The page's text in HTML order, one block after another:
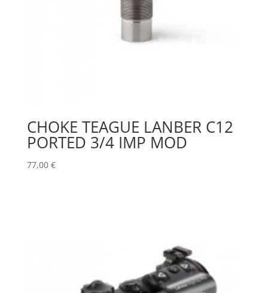
CHOKE TEAGUE LANBER C12
PORTED 3/4 IMP MOD
77,00 €